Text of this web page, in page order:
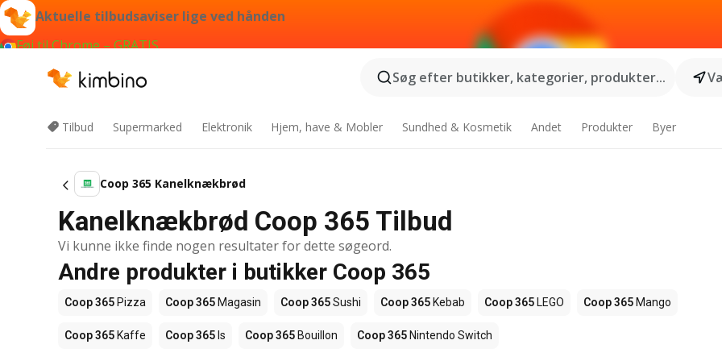
Aktuelle tilbudsaviser lige ved hånden
Føj til Chrome – GRATIS
Søg efter butikker, kategorier, produkter...
Tilbud Supermarked Elektronik Hjem, have & Mobler Sundhed & Kosmetik Andet Produkter Byer
Coop 365 Kanelknækbrød
Kanelknækbrød Coop 365 Tilbud
Vi kunne ikke finde nogen resultater for dette søgeord.
Andre produkter i butikker Coop 365
Coop 365 Pizza Coop 365 Magasin Coop 365Sushi Coop 365 Kebab Coop 365 LEGO Coop 365 Mango
Coop 365 Kaffe Coop 365 Is Coop 365 Bouillon Coop 365 Nintendo Switch